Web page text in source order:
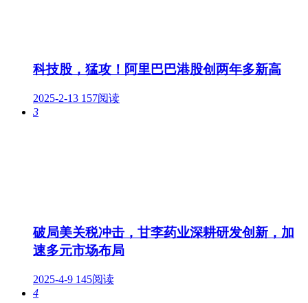
科技股，猛攻！阿里巴巴港股创两年多新高
2025-2-13 157阅读
3
破局美关税冲击，甘李药业深耕研发创新，加
速多元市场布局
2025-4-9 145阅读
4